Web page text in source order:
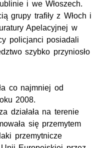
i we Włoszech.
grupy trafiły z Włoch i
Apelacyjnej w
policjanci posiadali
szybko przyniosło
co najmniej od
2008.
działała na terenie
się przemytem
przemytnicze